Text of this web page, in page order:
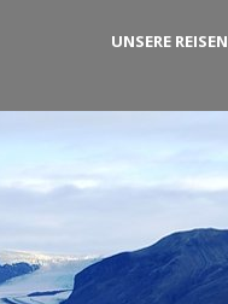
UNSERE REISEN